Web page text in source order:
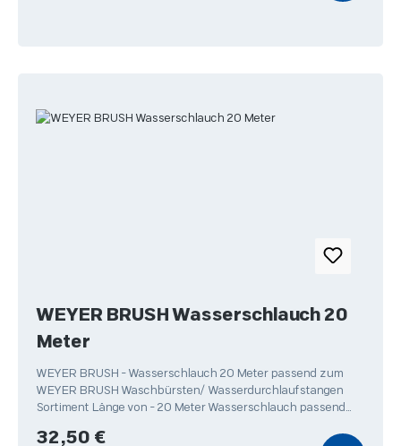
WEYER BRUSH Wasserschlauch 20
Meter
WEYER BRUSH - Wasserschlauch 20 Meter passend zum
WEYER BRUSH Waschbürsten/ Wasserdurchlaufstangen
Sortiment Länge von - 20 Meter Wasserschlauch passend
Regulärer Preis:
32,50 €